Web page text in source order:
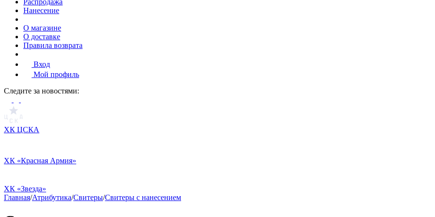
Распродажа
Нанесение
О магазине
О доставке
Правила возврата
Вход
Мой профиль
Cледите за новостями:
ХК ЦСКА
ХК «Красная Армия»
ХК «Звезда»
Главная/Атрибутика/Свитеры/Свитеры с нанесением